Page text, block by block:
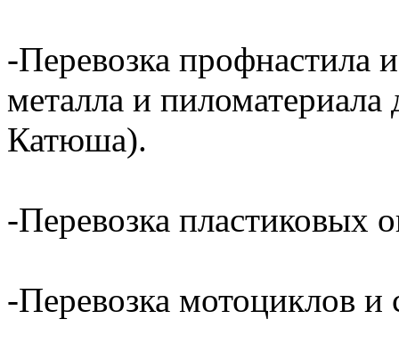
-Перевозка профнастила
металла и
Катюша).
-Перевозка пластиковых
-Перевозка мотоциклов и